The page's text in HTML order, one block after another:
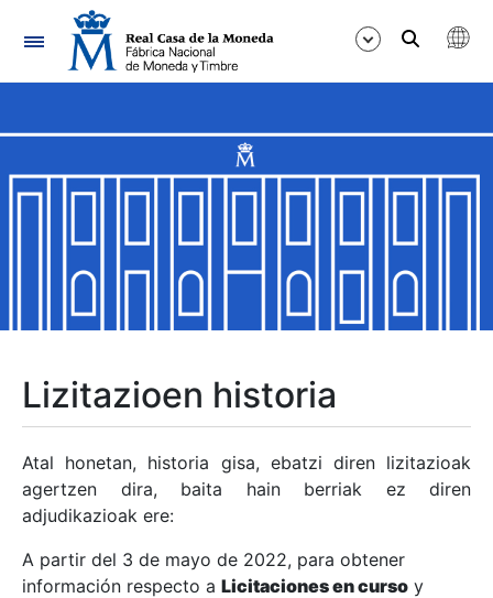
Nabigazioa
Erakutsi/Ezkutatu
Erakutsi/Ezkutatu
Erakutsi/Ezkutatu
Erakutsi/Ezkutatu
Erakutsi/Ezkutatu
Lizitazioen historia
Atal honetan, historia gisa, ebatzi diren lizitazioak
agertzen dira, baita hain berriak ez diren
adjudikazioak ere:
A partir del 3 de mayo de 2022, para obtener
información respecto a Licitaciones en curso y